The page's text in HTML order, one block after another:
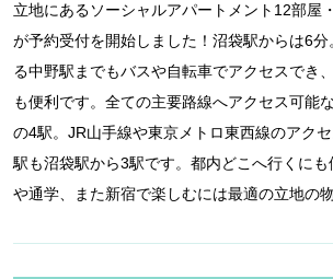
立地にあるソーシャルアパートメント12部屋
が予約受付を開始しました！沼袋駅からは6分
る中野駅までもバスや自転車でアクセスでき
も便利です。全ての主要路線へアクセス可能
の4駅。JR山手線や東京メトロ東西線のアク
駅も沼袋駅から3駅です。都内どこへ行くに
や通学、また新宿で楽しむには最適の立地の物